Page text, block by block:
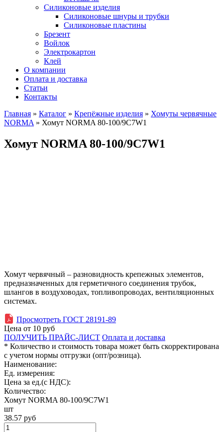
Силиконовые изделия
Силиконовые шнуры и трубки
Силиконовые пластины
Брезент
Войлок
Электрокартон
Клей
О компании
Оплата и доставка
Статьи
Контакты
Главная » Каталог » Крепёжные изделия » Хомуты червячные
NORMA » Хомут NORMA 80-100/9С7W1
Хомут NORMA 80-100/9С7W1
Хомут червячный – разновидность крепежных элементов,
предназначенных для герметичного соединения трубок,
шлангов в воздуховодах, топливопроводах, вентиляционных
системах.
Просмотреть ГОСТ 28191-89
Цена от 10 руб
ПОЛУЧИТЬ ПРАЙС-ЛИСТ Оплата и доставка
* Количество и стоимость товара может быть скорректирована
с учетом нормы отгрузки (опт/розница).
Наименование:
Ед. измерения:
Цена за ед.(с НДС):
Количество:
Хомут NORMA 80-100/9С7W1
шт
38.57 руб